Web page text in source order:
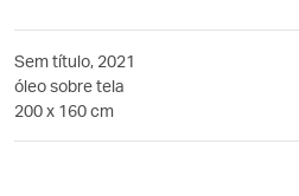
Sem título, 2021
óleo sobre tela
200 x 160 cm